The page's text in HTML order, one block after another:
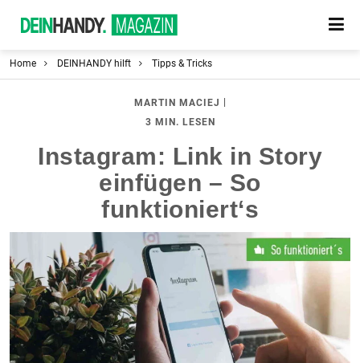
Home DEINHANDY hilft Tipps & Tricks
MARTIN MACIEJ
3 MIN. LESEN
Instagram: Link in Story
einfügen – So
funktioniert‘s